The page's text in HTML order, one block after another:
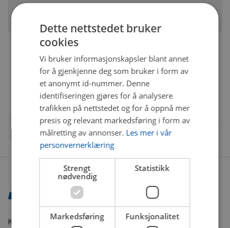
Vinor Bil AS avd. Nord
Kontaktinformasjon
Dette nettstedet bruker
cookies
Vi bruker informasjonskapsler blant annet
for å gjenkjenne deg som bruker i form av
et anonymt id-nummer. Denne
identifiseringen gjøres for å analysere
trafikken på nettstedet og for å oppnå mer
presis og relevant markedsføring i form av
målretting av annonser. Les mer i vår
personvernerklæring
Strengt
nødvendig
Statistikk
Markedsføring Funksjonalitet